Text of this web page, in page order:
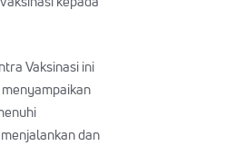
Vaksinasi ini
dan